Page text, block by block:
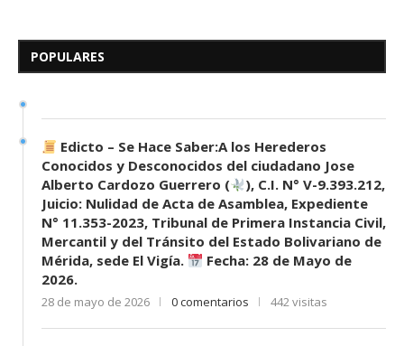
POPULARESDesconocidos del...
Edicto – Se Hace Saber:A los Herederos
Conocidos y Desconocidos del ciudadano Jose
Alberto Cardozo Guerrero (
), C.I. N° V-9.393.212,
Juicio: Nulidad de Acta de Asamblea, Expediente
N° 11.353-2023, Tribunal de Primera Instancia Civil,
Mercantil y del Tránsito del Estado Bolivariano de
Mérida, sede El Vigía.
Fecha: 28 de Mayo de
2026.
28 de mayo de 2026 0 comentarios 442 visitas